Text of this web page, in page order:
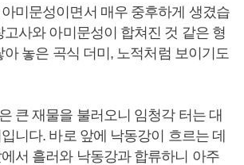
미문성이면서 매우 중후하게 생겼습
고사와 아미문성이 합쳐진 것 같은 형
아 놓은 곡식 더미, 노적처럼 보이기도
큰 재물을 불러오니 임청각 터는 대
니다. 바로 앞에 낙동강이 흐르는 데
서 흘러와 낙동강과 합류하니 아주